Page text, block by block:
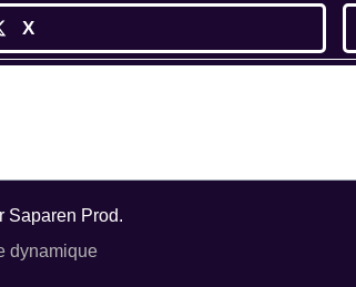
X
Saparen Prod.
dynamique